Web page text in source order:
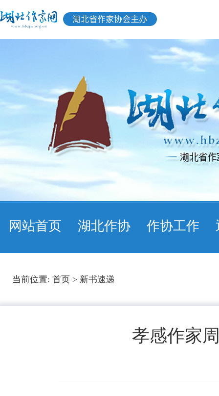
网站首页 湖北作协 作协工作
当前位置: 首页 > 新书速递
孝感作家